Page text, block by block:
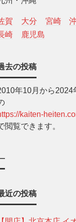
賀 大分 宮崎
崎
鹿児島
去の投稿
年10月から2024
kaiten-
閲覧できます。
近の投稿